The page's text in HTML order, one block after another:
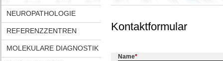
NEUROPATHOLOGIE
REFERENZZENTREN
MOLEKULARE DIAGNOSTIK
Kontaktformular
Name*